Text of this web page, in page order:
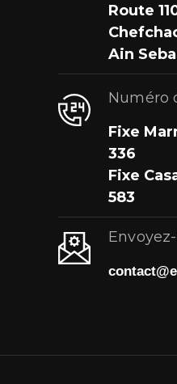
Route
Ain
Numéro
Fixe
336
Fixe
583